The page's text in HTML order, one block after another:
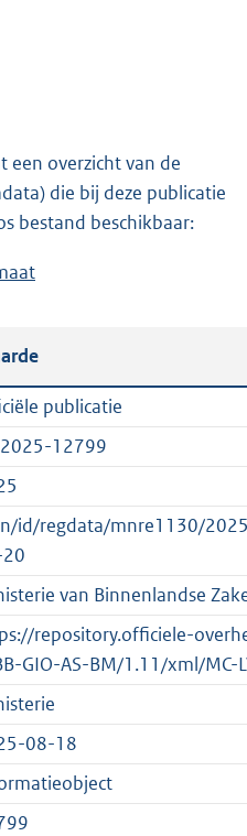
een overzicht van de
die bij deze publicatie
bestand beschikbaar:
t
a
n
d
g
r
o
o
t
t
e
:
2
K
b
publicatie
12799
id/regdata/mnre1130/
van Binnenlandse
repository.officiele-
GIO-AS-BM/1.11/xml/MC-
08-18